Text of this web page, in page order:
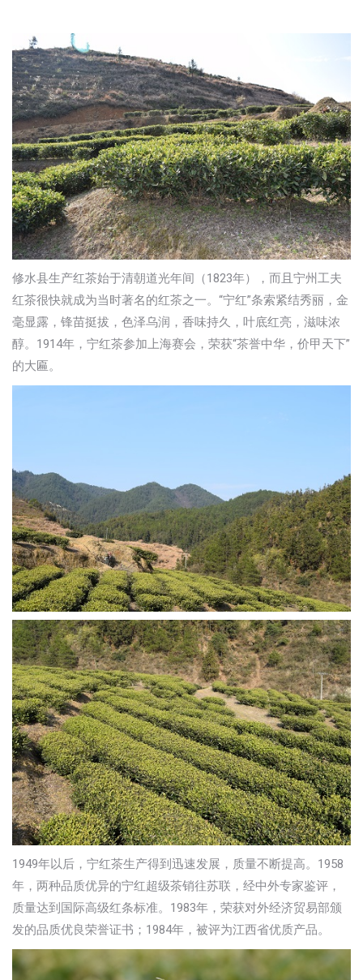
修水县生产红茶始于清朝道光年间（1823年），而且宁州工夫
红茶很快就成为当时著名的红茶之一。“宁红”条索紧结秀丽，金
毫显露，锋苗挺拔，色泽乌润，香味持久，叶底红亮，滋味浓
醇。1914年，宁红茶参加上海赛会，荣获“茶誉中华，价甲天下”
的大匾。
1949年以后，宁红茶生产得到迅速发展，质量不断提高。1958
年，两种品质优异的宁红超级茶销往苏联，经中外专家鉴评，
质量达到国际高级红条标准。1983年，荣获对外经济贸易部颁
发的品质优良荣誉证书；1984年，被评为江西省优质产品。